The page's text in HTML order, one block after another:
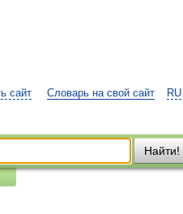
RU
сайт Словарь на свой сайт
Найти!